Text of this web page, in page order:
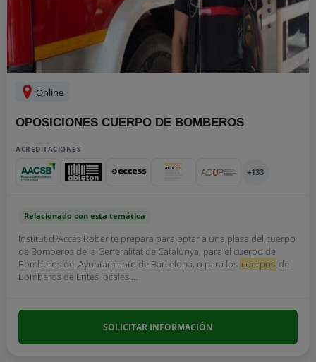
Online
OPOSICIONES CUERPO DE BOMBEROS
ACREDITACIONES
+133
Relacionado con esta temática
Institut d?Accés Rober te prepara para optar a una plaza del cuerpo
de Bomberos de la Generalitat de Catalunya, para el cuerpo de
Bomberos del Ayuntamiento de Barcelona, o para los cuerpos de
Bomberos de Entes locales....
SOLICITAR INFORMACIÓN